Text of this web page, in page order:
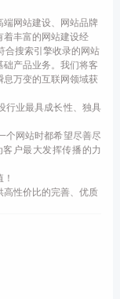
端网站建设、网站品牌
着丰富的网站建设经
合搜索引擎收录的网站
产品业务。我们将客
息万变的互联网领域获
行业最具成长性、独具
个网站时都希望尽善尽
户最大发挥传播的力
高性价比的完善、优质